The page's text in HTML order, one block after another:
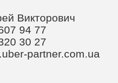
Викторович
94 77
30 27
partner.com.ua